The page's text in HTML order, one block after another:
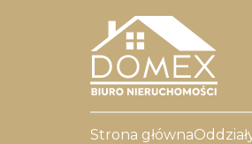
Strona główna